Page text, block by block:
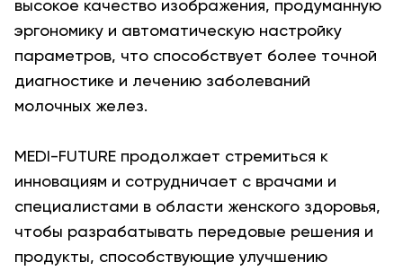
высокое качество изображения, продуманную
эргономику и автоматическую настройку
параметров, что способствует более точной
диагностике и лечению заболеваний
молочных желез.
MEDI-FUTURE продолжает стремиться к
инновациям и сотрудничает с врачами и
специалистами в области женского здоровья,
чтобы разрабатывать передовые решения и
продукты, способствующие улучшению